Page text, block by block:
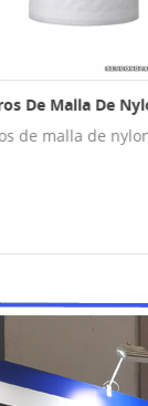
De Malla De Nylon
de malla de nylon